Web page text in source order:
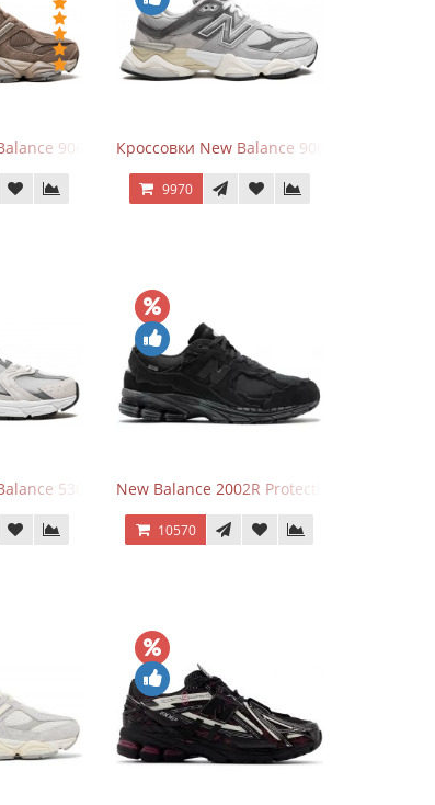
9060 MushroomКроссовки New Balance 9060 Rain Cloud
9970
530 Grey Matter Harbor Grey
New Balance 2002R Protection Phantom
10570